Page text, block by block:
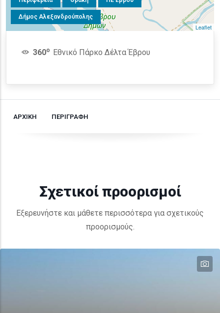
Δήμος Αλεξανδρούπολης
Leaflet
360o Εθνικό Πάρκο Δέλτα Έβρου
ΑΡΧΙΚΗ ΠΕΡΙΓΡΑΦΗ
Σχετικοί προορισμοί
Εξερευνήστε και μάθετε περισσότερα για σχετικούς
προορισμούς.